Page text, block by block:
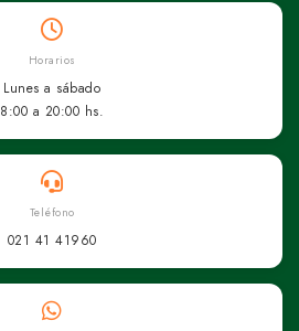
Horarios
Lunes a sábado
8:00 a 20:00 hs.
Teléfono
021 41 41960